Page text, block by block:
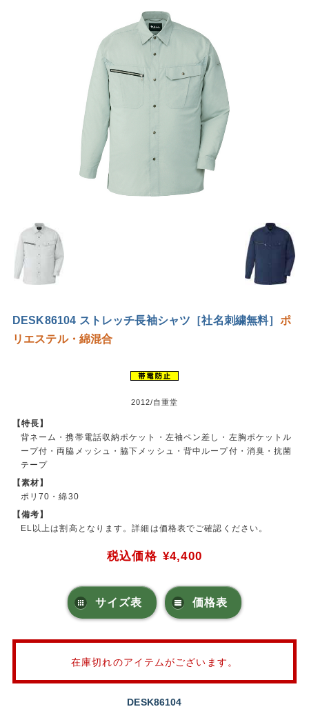
DESK86104 ストレッチ長袖シャツ［社名刺繍無料］ ポ
リエステル・綿混合
2012/自重堂
【特長】
背ネーム・携帯電話収納ポケット・左袖ペン差し・左胸ポケットル
ープ付・両脇メッシュ・脇下メッシュ・背中ループ付・消臭・抗菌
テープ
【素材】
ポリ70・綿30
【備考】
EL以上は割高となります。詳細は価格表でご確認ください。
税込価格 ¥4,400
サイズ表 価格表
在庫切れのアイテムがございます。
DESK86104